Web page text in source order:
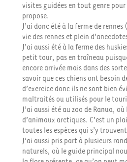
visites guidées en tout genre
propose.
J’ai donc été à la ferme de
vie des rennes et plein
J’ai aussi été à la ferme des
petit tour, pas en traîneau
encore arrivée mais dans des
savoir que ces chiens ont besoin
d’exercice donc ils ne sont bien
maltraités ou utilisés pour le
J’ai aussi été au zoo de Ranua,
d’animaux arctiques. C’est un
toutes les espèces qui s’y
J’ai aussi pris part à plusieurs
naturels, où le guide principal